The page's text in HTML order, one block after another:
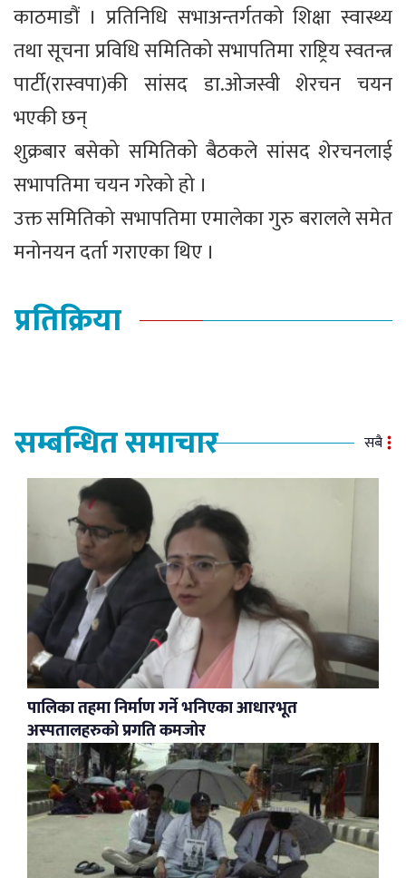
काठमाडौं । प्रतिनिधि सभाअन्तर्गतको शिक्षा स्वास्थ्य
तथा सूचना प्रविधि समितिको सभापतिमा राष्ट्रिय स्वतन्त्र
पार्टी(रास्वपा)की सांसद डा.ओजस्वी शेरचन चयन
भएकी छन्
शुक्रबार बसेको समितिको बैठकले सांसद शेरचनलाई
सभापतिमा चयन गरेको हो ।
उक्त समितिको सभापतिमा एमालेका गुरु बरालले समेत
मनोनयन दर्ता गराएका थिए ।
प्रतिक्रिया
सम्बन्धित समाचार सबै
पालिका तहमा निर्माण गर्ने भनिएका आधारभूत
अस्पतालहरुको प्रगति कमजोर